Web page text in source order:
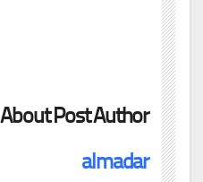
About Post Author
almadar